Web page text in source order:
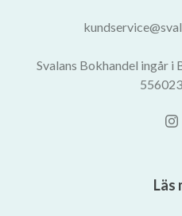
Svalans Bokhandel ingår
Läs